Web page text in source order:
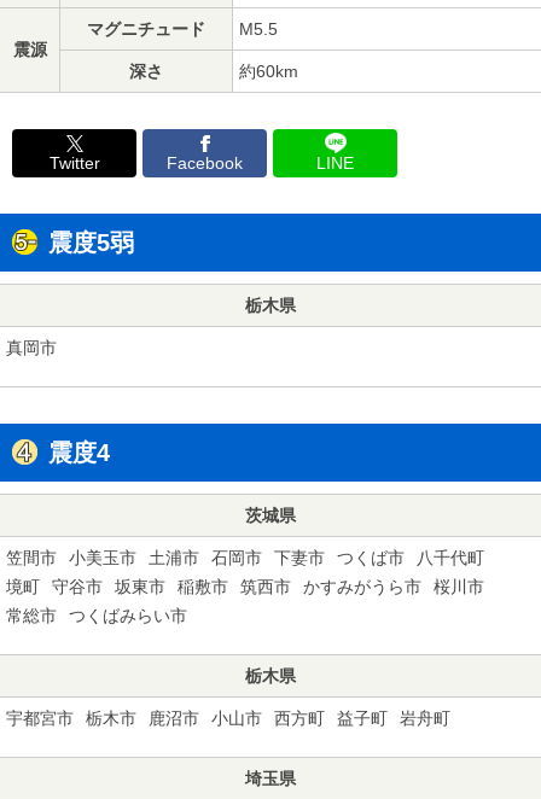
震源
マグニチュード M5.5
深さ 約60km
Twitter Facebook LINE
震度5弱
栃木県
真岡市
震度4
茨城県
笠間市 小美玉市 土浦市 石岡市 下妻市 つくば市
八千代町
境町
守谷市 坂東市 稲敷市 筑西市 かすみがうら市
桜川市
常総市
つくばみらい市
栃木県
宇都宮市 栃木市 鹿沼市 小山市 西方町 益子町 岩舟町
埼玉県